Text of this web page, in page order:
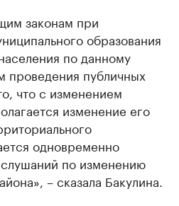
законам при
образования
по данному
проведения публичных
что с изменением
изменение его
одновременно
по изменению
– сказала Бакулина.